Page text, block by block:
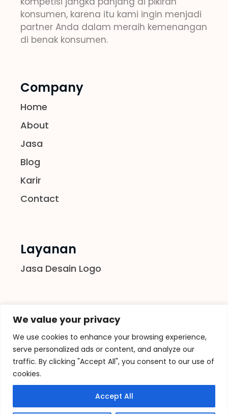
We value your privacy
We use cookies to enhance your browsing experience,
serve personalized ads or content, and analyze our
traffic. By clicking "Accept All", you consent to our use of
cookies.
Accept All
konsumen, karena itu kami ingin menjadi
partner Anda dalam meraih kemenangan
di benak konsumen.
Company
Home
About
Jasa
Blog
Karir
Contact
Layanan
Jasa Desain Logo
Follow us